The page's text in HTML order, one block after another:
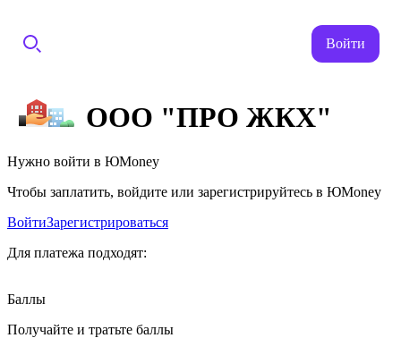
Войти
ООО "ПРО ЖКХ"
Нужно войти в ЮMoney
Чтобы заплатить, войдите или зарегистрируйтесь в ЮMoney
ВойтиЗарегистрироваться
Для платежа подходят:
Баллы
Получайте и тратьте баллы